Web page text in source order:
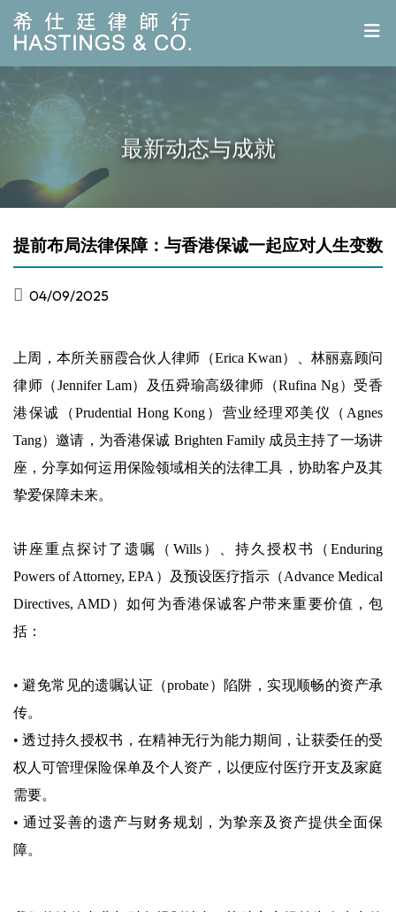
最新动态与成就
提前布局法律保障：与香港保诚一起应对人生变数
04/09/2025
上周，本所关丽霞合伙人律师（Erica Kwan）、林丽嘉顾问
律师（Jennifer Lam）及伍舜瑜高级律师（Rufina Ng）受香
港保诚（Prudential Hong Kong）营业经理邓美仪（Agnes
Tang）邀请，为香港保诚 Brighten Family 成员主持了一场讲
座，分享如何运用保险领域相关的法律工具，协助客户及其
挚爱保障未来。
讲座重点探讨了遗嘱（Wills）、持久授权书（Enduring
Powers of Attorney, EPA）及预设医疗指示（Advance Medical
Directives, AMD）如何为香港保诚客户带来重要价值，包
括：
• 避免常见的遗嘱认证（probate）陷阱，实现顺畅的资产承
传。
• 透过持久授权书，在精神无行为能力期间，让获委任的受
权人可管理保险保单及个人资产，以便应付医疗开支及家庭
需要。
• 通过妥善的遗产与财务规划，为挚亲及资产提供全面保
障。